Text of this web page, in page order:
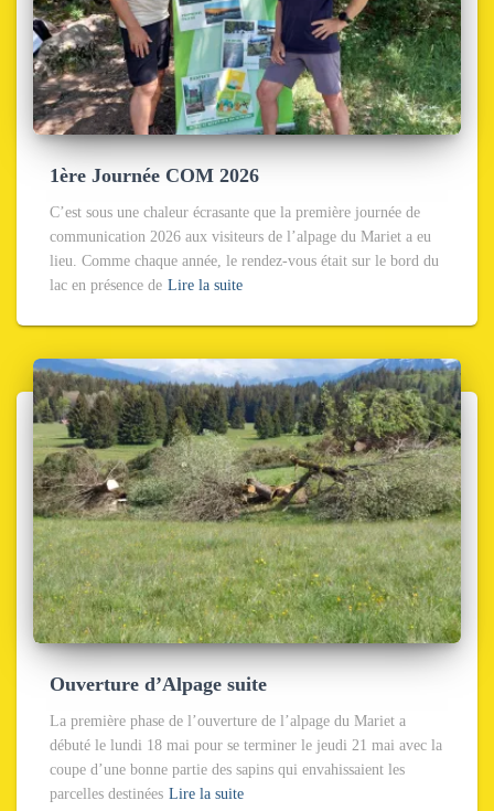
1ère Journée COM 2026
C’est sous une chaleur écrasante que la première journée de
communication 2026 aux visiteurs de l’alpage du Mariet a eu
lieu. Comme chaque année, le rendez-vous était sur le bord du
lac en présence de Lire la suite
Ouverture d’Alpage suite
La première phase de l’ouverture de l’alpage du Mariet a
débuté le lundi 18 mai pour se terminer le jeudi 21 mai avec la
coupe d’une bonne partie des sapins qui envahissaient les
parcelles destinées Lire la suite